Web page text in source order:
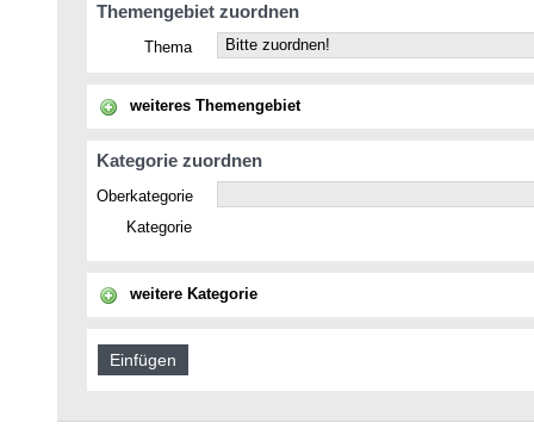
Themengebiet zuordnen
Thema
weiteres Themengebiet
Kategorie zuordnen
Oberkategorie
Kategorie
weitere Kategorie